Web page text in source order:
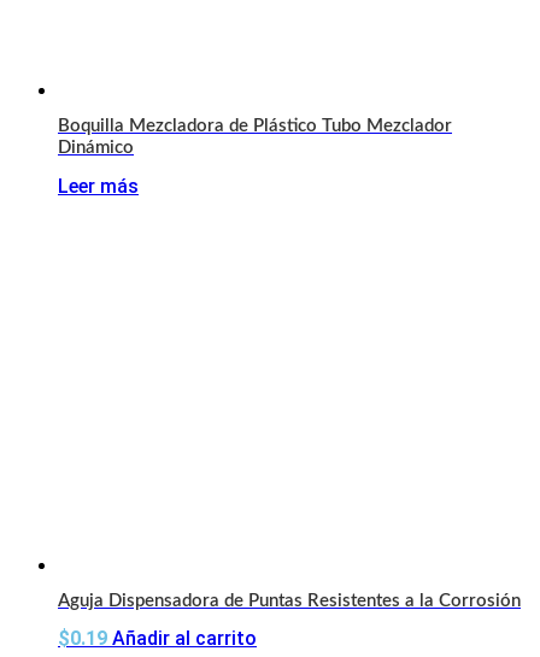
Boquilla Mezcladora de Plástico Tubo Mezclador
Dinámico
Leer más
Aguja Dispensadora de Puntas Resistentes a la Corrosión
$0.19 Añadir al carrito